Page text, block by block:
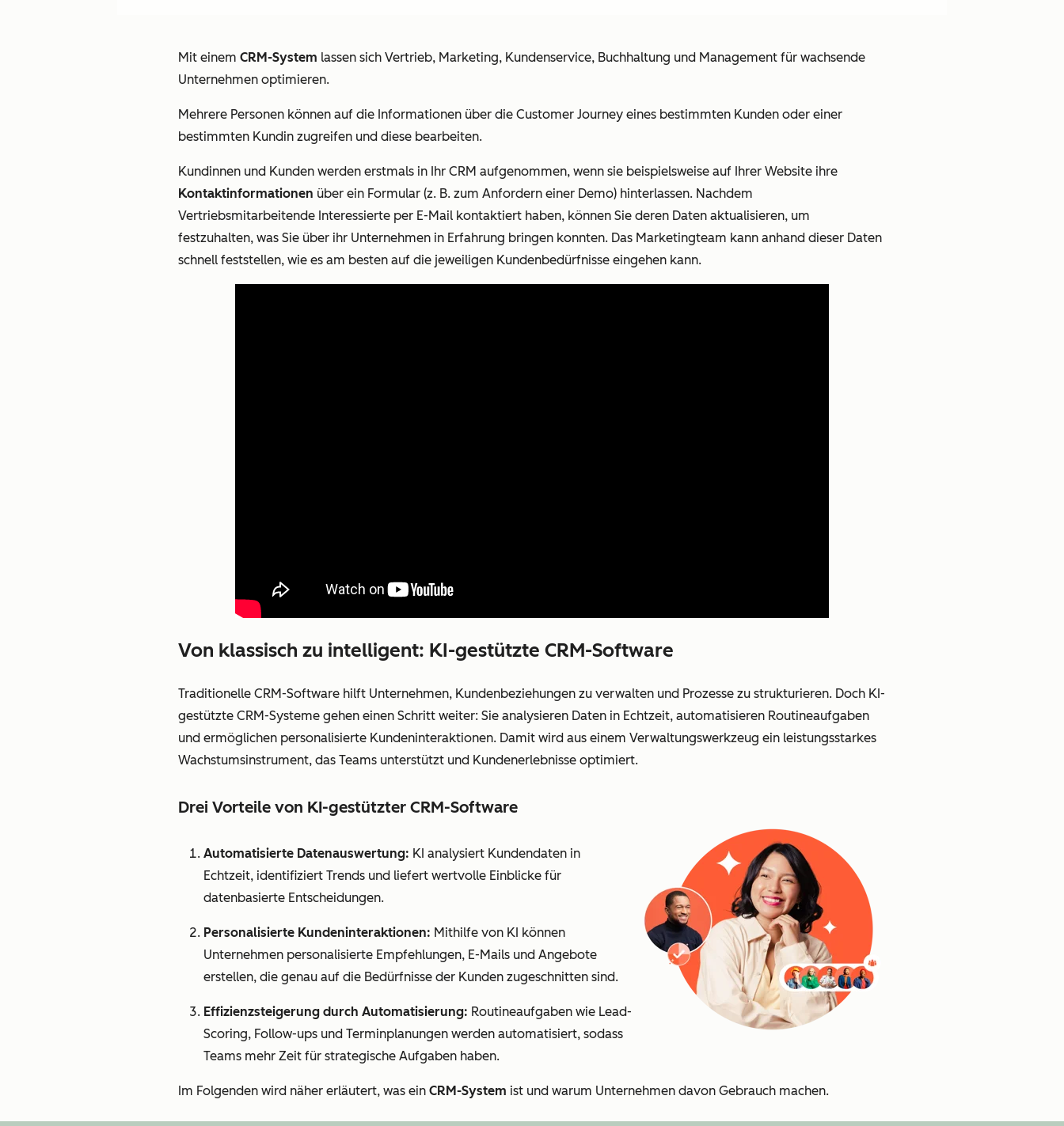
Mit einem CRM-System lassen sich Vertrieb, Marketing, Kundenservice, Buchhaltung und Management für wachsende
Unternehmen optimieren.
Mehrere Personen können auf die Informationen über die Customer Journey eines bestimmten Kunden oder einer
bestimmten Kundin zugreifen und diese bearbeiten.
Kundinnen und Kunden werden erstmals in Ihr CRM aufgenommen, wenn sie beispielsweise auf Ihrer Website ihre
Kontaktinformationen über ein Formular (z. B. zum Anfordern einer Demo) hinterlassen. Nachdem
Vertriebsmitarbeitende Interessierte per E-Mail kontaktiert haben, können Sie deren Daten aktualisieren, um
festzuhalten, was Sie über ihr Unternehmen in Erfahrung bringen konnten. Das Marketingteam kann anhand dieser Daten
schnell feststellen, wie es am besten auf die jeweiligen Kundenbedürfnisse eingehen kann.
Von klassisch zu intelligent: KI-gestützte CRM-Software
Traditionelle CRM-Software hilft Unternehmen, Kundenbeziehungen zu verwalten und Prozesse zu strukturieren. Doch KI-
gestützte CRM-Systeme gehen einen Schritt weiter: Sie analysieren Daten in Echtzeit, automatisieren Routineaufgaben
und ermöglichen personalisierte Kundeninteraktionen. Damit wird aus einem Verwaltungswerkzeug ein leistungsstarkes
Wachstumsinstrument, das Teams unterstützt und Kundenerlebnisse optimiert.
Drei Vorteile von KI-gestützter CRM-Software
Automatisierte Datenauswertung: KI analysiert Kundendaten in
Echtzeit, identifiziert Trends und liefert wertvolle Einblicke für
datenbasierte Entscheidungen.
Personalisierte Kundeninteraktionen: Mithilfe von KI können
Unternehmen personalisierte Empfehlungen, E-Mails und Angebote
erstellen, die genau auf die Bedürfnisse der Kunden zugeschnitten sind.
Effizienzsteigerung durch Automatisierung: Routineaufgaben wie Lead-
Scoring, Follow-ups und Terminplanungen werden automatisiert, sodass
Teams mehr Zeit für strategische Aufgaben haben.
Im Folgenden wird näher erläutert, was ein CRM-System ist und warum Unternehmen davon Gebrauch machen.